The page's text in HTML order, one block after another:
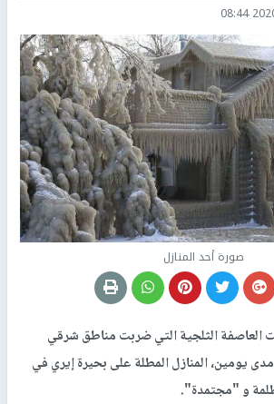
صورة أحد المنازل
العاصفة الثلجية التي ضربت مناطق شرقي
يومين، المنازل المطلة على بحيرة إيري في
و "مجتمدة".